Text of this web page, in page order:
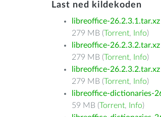
Last ned kildekoden
libreoffice-26.2.3.1.tar.xz
279 MB (Torrent, Info)
libreoffice-26.2.3.2.tar.xz
279 MB (Torrent, Info)
libreoffice-26.2.3.2.tar.xz
279 MB (Torrent, Info)
libreoffice-dictionaries-
59 MB (Torrent, Info)